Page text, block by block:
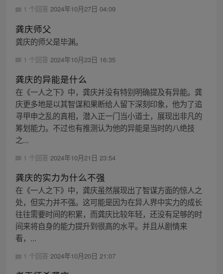
1 个回答 2024年10月27日 04:09
龚庆师父
龚庆的师父是毕渊。
1 个回答 2024年10月23日 16:35
龚庆的异能是什么
在《一人之下》中，龚庆并没有特别明确提及有异能。龚
庆更多地是以其智谋和果断给人留下深刻印象，他为了追
寻甲申之乱的真相，潜入正一门当小道士，展现出非凡的
筹划能力。不过也有推测认为他的异能是当时的八绝技
之...
1 个回答 2024年10月21日 23:54
龚庆的实力为什么不强
在《一人之下》中，龚庆虽然展现出了智谋方面的惊人之
处，但实力并不强。这可能是因为在异人界中实力的成长
往往需要时间的积累，而龚庆比较年轻，还没有足够的时
间来将自身的能力提升到很高的水平。并且从剧情来
看，...
1 个回答 2024年10月20日 21:07